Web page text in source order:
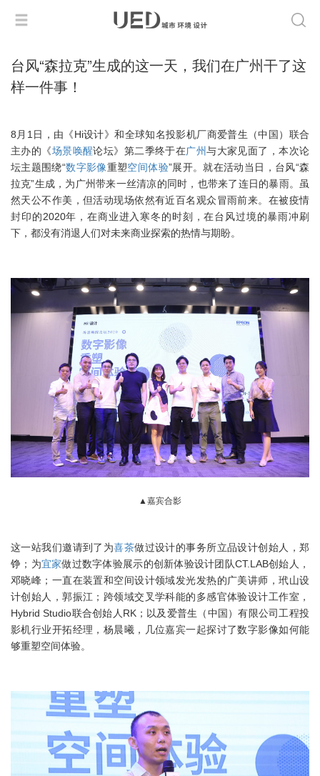
台风“森拉克”生成的这一天，我们在广州干了这
样一件事！
8月1日，由《Hi设计》和全球知名投影机厂商爱普生（中国）联合
主办的《场景唤醒论坛》第二季终于在广州与大家见面了，本次论
坛主题围绕“数字影像重塑空间体验”展开。就在活动当日，台风“森
拉克”生成，为广州带来一丝清凉的同时，也带来了连日的暴雨。虽
然天公不作美，但活动现场依然有近百名观众冒雨前来。在被疫情
封印的2020年，在商业进入寒冬的时刻，在台风过境的暴雨冲刷
下，都没有消退人们对未来商业探索的热情与期盼。
▲嘉宾合影
这一站我们邀请到了为喜茶做过设计的事务所立品设计创始人，郑
铮；为宜家做过数字体验展示的创新体验设计团队CT.LAB创始人，
邓晓峰；一直在装置和空间设计领域发光发热的广美讲师，玳山设
计创始人，郭振江；跨领域交叉学科能的多感官体验设计工作室，
Hybrid Studio联合创始人RK；以及爱普生（中国）有限公司工程投
影机行业开拓经理，杨晨曦，几位嘉宾一起探讨了数字影像如何能
够重塑空间体验。